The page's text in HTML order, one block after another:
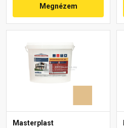
Megnézem
Masterplast